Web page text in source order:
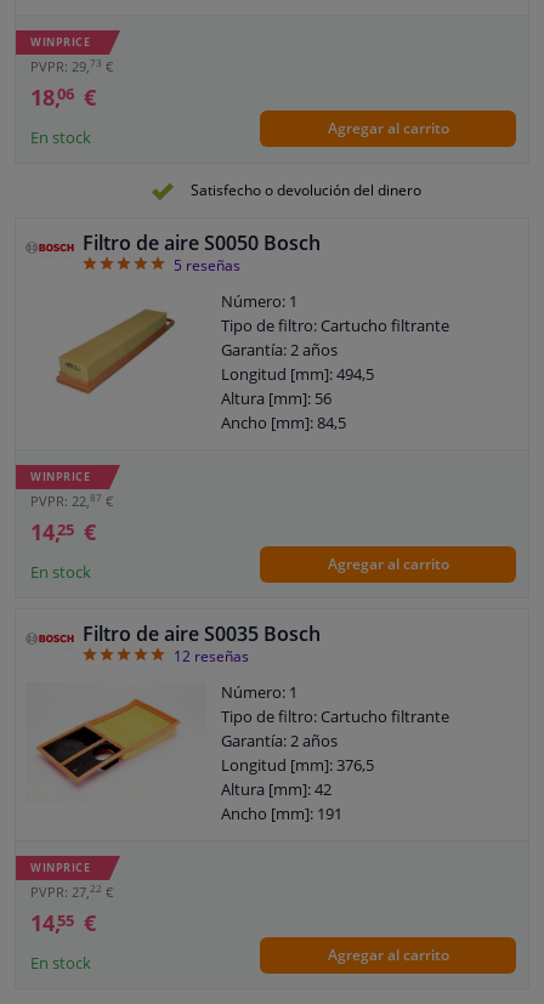
WINPRICE
PVPR: 29, 73 €
18,06 €
En stock Agregar al carrito
Satisfecho o devolución del dinero
Filtro de aire S0050 Bosch
55 reseñas
Número: 1
Tipo de filtro: Cartucho filtrante
Garantía: 2 años
Longitud [mm]: 494,5
Altura [mm]: 56
Ancho [mm]: 84,5
WINPRICE
PVPR: 22,87 €
14,25 €
En stock Agregar al carrito
Filtro de aire S0035 Bosch
512 reseñas
Número: 1
Tipo de filtro: Cartucho filtrante
Garantía: 2 años
Longitud [mm]: 376,5
Altura [mm]: 42
Ancho [mm]: 191
WINPRICE
PVPR: 27,22 €
14,55 €
En stock Agregar al carrito